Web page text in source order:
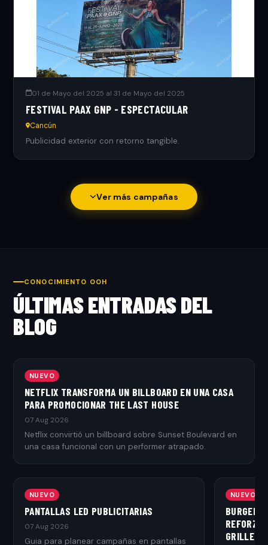
01 de Mayo del 2025 al 31 de Mayo del 2025
FESTIVAL PAAX GNP - ESPECTACULAR
Cancún
Publicidad exterior con retorno tangible.
Ver más campañas
CONOCIMIENTO OOH
ÚLTIMAS ENTRADAS DEL
BLOG
NUEVO
NETFLIX TRANSFORMA UN BILLBOARD EN UNA CASA
PARA PROMOCIONAR THE LAST HOUSE
07 Aug 2026
Netflix convirtió un billboard sobre Sunset Boulevard en
una casa funcional con un performer atrapado.
NUEVO
PANTALLAS LED PUBLICITARIAS
07 Aug 2026
Guia para planear campañas en pantallas
NUEVO
BURGER
GRILLED